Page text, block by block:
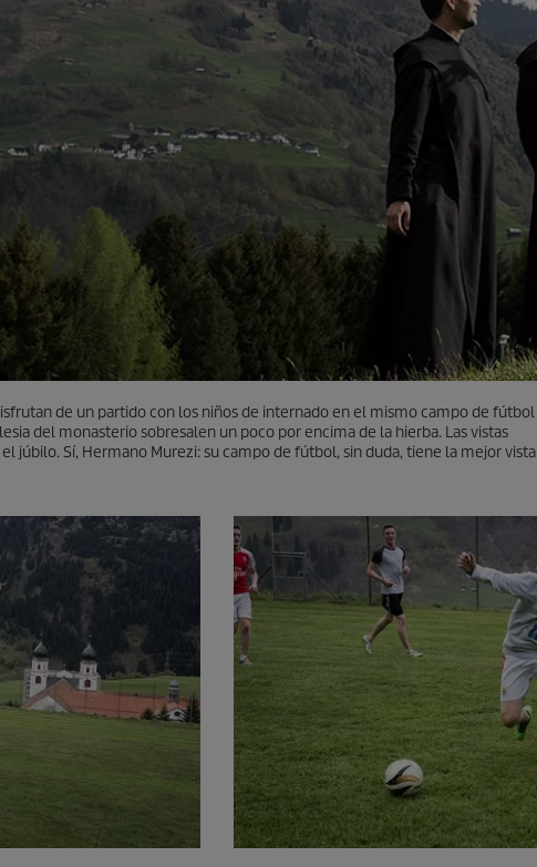
de un partido con los niños de internado en el mismo campo de fútbol
del monasterio sobresalen un poco por encima de la hierba. Las vistas
júbilo. Sí, Hermano Murezi: su campo de fútbol, ​​sin duda, tiene la mejor vista